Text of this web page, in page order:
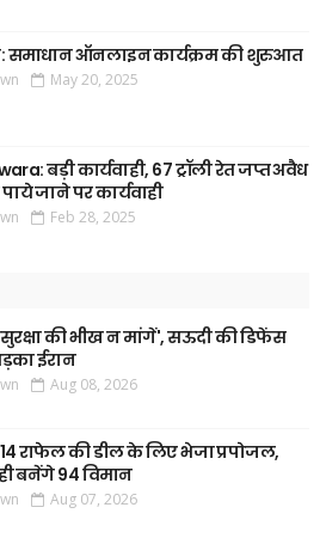
समाधान ऑनलाइन कार्यक्रम की शुरुआत
May 20, 2025
बड़ी कार्यवाही, 67 ट्रॉली रेत जप्त अवैध
जाने पर कार्यवाही
Feb 28, 2025
की भीख न मांगें', सऊदी की डिफेंस
ईरान
Aug 08, 2026
राफेल की डील के लिए भेजा प्रपोजल,
बनेंगे 94 विमान
Aug 07, 2026